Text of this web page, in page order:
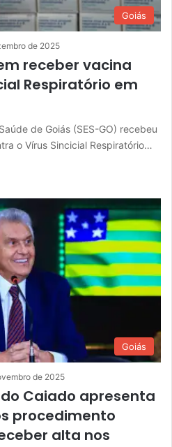
Goiás
de 2025
receber vacina
Respiratório em
de Goiás (SES-GO) recebeu
o Vírus Sincicial Respiratório…
Goiás
de 2025
Caiado apresenta
procedimento
alta nos